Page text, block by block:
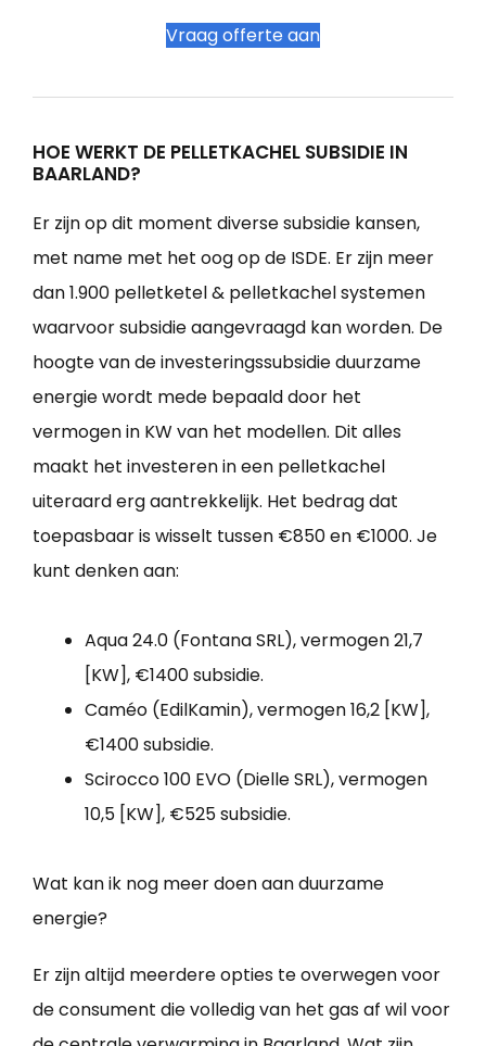
Vraag offerte aan
HOE WERKT DE PELLETKACHEL SUBSIDIE IN
BAARLAND?
Er zijn op dit moment diverse subsidie kansen,
met name met het oog op de ISDE. Er zijn meer
dan 1.900 pelletketel & pelletkachel systemen
waarvoor subsidie aangevraagd kan worden. De
hoogte van de investeringssubsidie duurzame
energie wordt mede bepaald door het
vermogen in KW van het modellen. Dit alles
maakt het investeren in een pelletkachel
uiteraard erg aantrekkelijk. Het bedrag dat
toepasbaar is wisselt tussen €850 en €1000. Je
kunt denken aan:
Aqua 24.0 (Fontana SRL), vermogen 21,7
[KW], €1400 subsidie.
Caméo (EdilKamin), vermogen 16,2 [KW],
€1400 subsidie.
Scirocco 100 EVO (Dielle SRL), vermogen
10,5 [KW], €525 subsidie.
Wat kan ik nog meer doen aan duurzame
energie?
Er zijn altijd meerdere opties te overwegen voor
de consument die volledig van het gas af wil voor